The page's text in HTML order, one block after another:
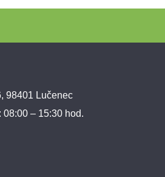
98401 Lučenec
08:00 – 15:30 hod.